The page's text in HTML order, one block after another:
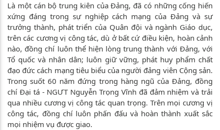
Là một cán bộ trung kiên của Đảng, đã có những cống hiến
xứng đáng trong sự nghiệp cách mạng của Đảng và sự
trưởng thành, phát triển của Quân đội và ngành Giáo dục,
trên các cương vị công tác, dù ở bất cứ điều kiện, hoàn cảnh
nào, đồng chí luôn thể hiện lòng trung thành với Đảng, với
Tổ quốc và nhân dân; luôn giữ vững, phát huy phẩm chất
đạo đức cách mạng tiêu biểu của người đảng viên Cộng sản.
Trong suốt 60 năm đứng trong hàng ngũ của Đảng, đồng
chí Đại tá - NGƯT Nguyễn Trọng Vĩnh đã đảm nhiệm và trải
qua nhiều cương vị công tác quan trọng. Trên mọi cương vị
công tác, đồng chí luôn phấn đấu và hoàn thành xuất sắc
mọi nhiệm vụ được giao.